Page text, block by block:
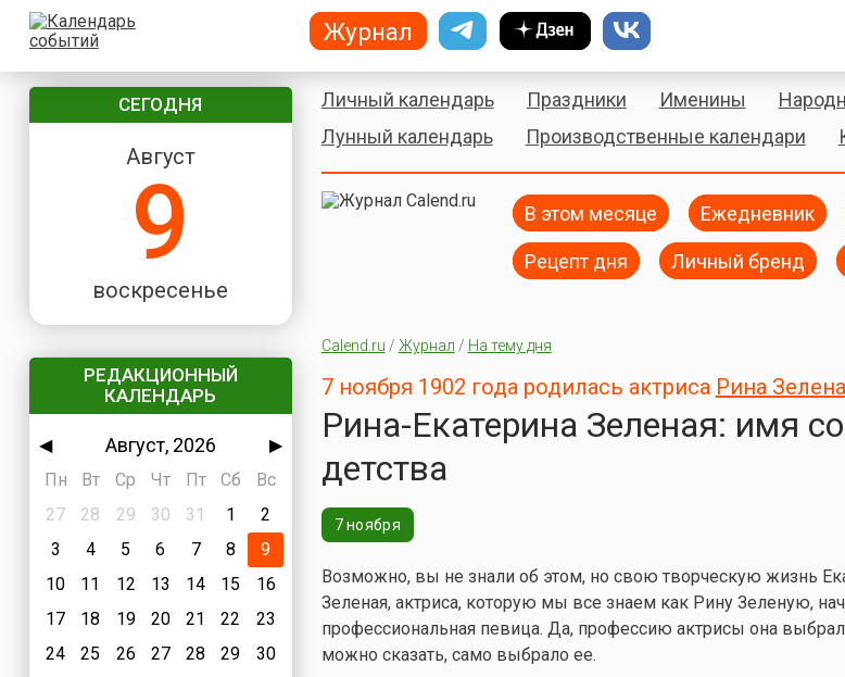
СЕГОДНЯ
Август
9
воскресенье
РЕДАКЦИОННЫЙ
КАЛЕНДАРЬ
◀ Август, 2026
▶
Пн
Вт Ср Чт Пт Сб
Вс
27
28 29 30 31 1
2
3
4 5 6 7 8
9
10
11 12 13 14 15
16
17
18 19 20 21 22
23
24
25 26 27 28 29
30
Личный календарь Праздники Именины
Лунный календарь
Производственные календари
В этом месяце Ежедневник
Рецепт дня Личный бренд
Calend.ru / Журнал / На тему дня
7 ноября 1902 года родилась актриса Рина
Рина-Екатерина Зеленая: имя
детства
7 ноября
Возможно, вы не знали об этом, но свою творческую жизнь
Зеленая, актриса, которую мы все знаем как Рину Зеленую,
профессиональная певица. Да, профессию актрисы она
можно сказать, само выбрало ее.
Журнал